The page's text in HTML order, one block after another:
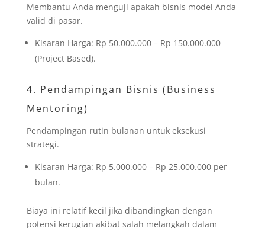
Membantu Anda menguji apakah bisnis model Anda
valid di pasar.
Kisaran Harga: Rp 50.000.000 – Rp 150.000.000
(Project Based).
4. Pendampingan Bisnis (Business
Mentoring)
Pendampingan rutin bulanan untuk eksekusi
strategi.
Kisaran Harga: Rp 5.000.000 – Rp 25.000.000 per
bulan.
Biaya ini relatif kecil jika dibandingkan dengan
potensi kerugian akibat salah melangkah dalam